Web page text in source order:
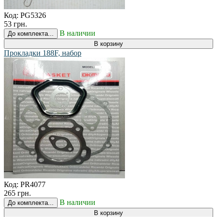
Код: PG5326
53 грн.
До комплекта... В наличии
В корзину
Прокладки 188F, набор
Код: PR4077
265 грн.
До комплекта... В наличии
В корзину